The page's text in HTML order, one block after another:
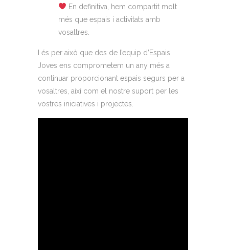
En definitiva, hem compartit molt
més que espais i activitats amb
vosaltres.
I és per això que des de l’equip d’Espais
Joves ens comprometem un any més a
continuar proporcionant espais segurs per a
vosaltres, així com el nostre suport per les
vostres iniciatives i projectes.